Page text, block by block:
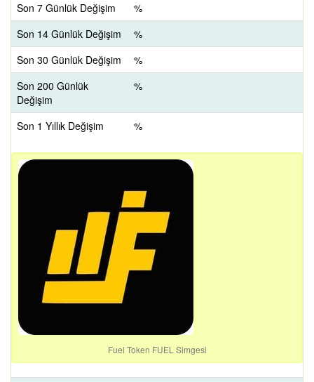
Son 7 Günlük Değişim
%
Son 14 Günlük Değişim
%
Son 30 Günlük Değişim
%
Son 200 Günlük
Değişim
%
Son 1 Yıllık Değişim %
Fuel Token FUEL Simgesi